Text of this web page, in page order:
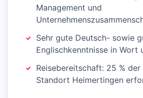
Management und
Sehr gute Deutsch- sowie
Englischkenntnisse in Wort
Reisebereitschaft: 25 %
Standort Heimertingen